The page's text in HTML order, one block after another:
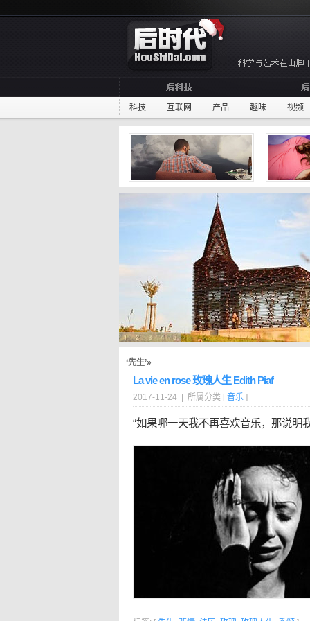
科技 互联网 产品 趣味 视频
‘先生’»
La vie en rose 玫瑰人生 Edith Piaf
2017-11-24 | 所属分类 [ 音乐 ]
“如果哪一天我不再喜欢音乐，那说